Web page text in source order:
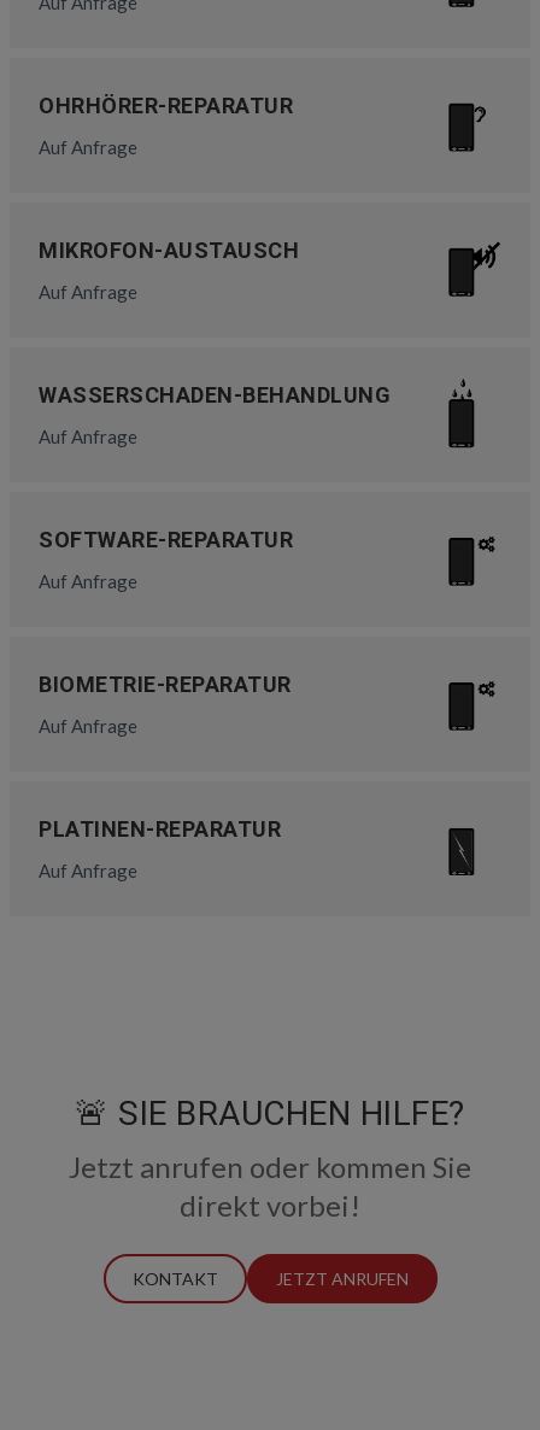
OHRHÖRER-REPARATUR
Auf Anfrage
MIKROFON-AUSTAUSCH
Auf Anfrage
WASSERSCHADEN-BEHANDLUNG
Auf Anfrage
SOFTWARE-REPARATUR
Auf Anfrage
BIOMETRIE-REPARATUR
Auf Anfrage
PLATINEN-REPARATUR
Auf Anfrage
🚨 SIE BRAUCHEN HILFE?
Jetzt anrufen oder kommen Sie
direkt vorbei!
KONTAKT JETZT ANRUFEN